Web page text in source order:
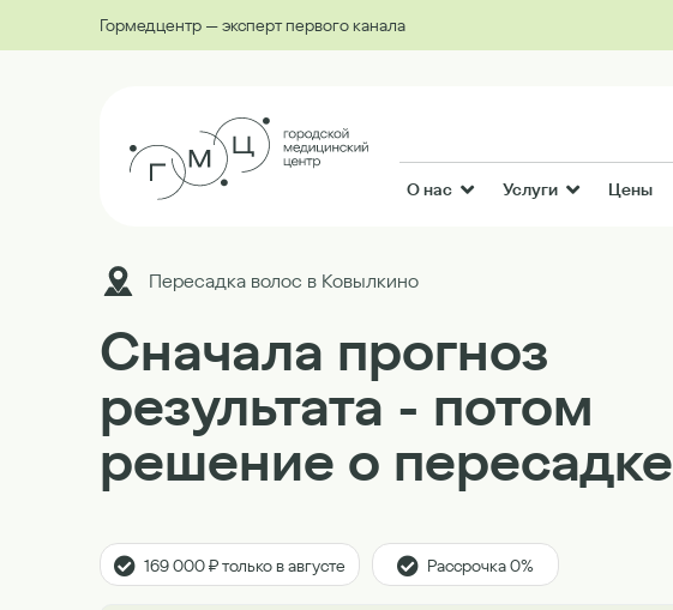
Гормедцентр — эксперт первого канала
О нас Услуги Цены
Пересадка волос в Ковылкино
Сначала прогноз
результата - потом
решение о пересадке
169 000 ₽ только в августе Рассрочка 0%